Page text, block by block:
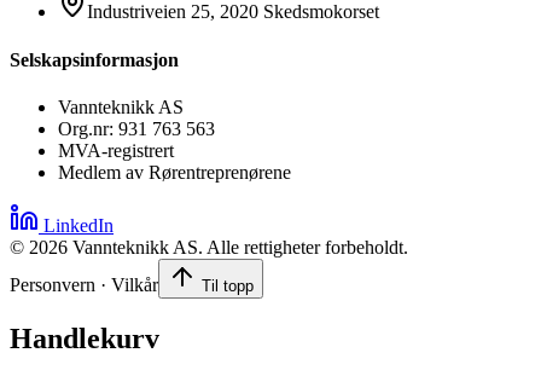
Industriveien 25, 2020 Skedsmokorset
Selskapsinformasjon
Vannteknikk AS
Org.nr: 931 763 563
MVA-registrert
Medlem av Rørentreprenørene
LinkedIn
© 2026 Vannteknikk AS. Alle rettigheter forbeholdt.
Personvern · Vilkår
Til topp
Handlekurv